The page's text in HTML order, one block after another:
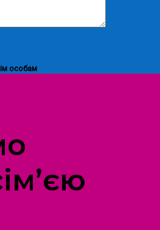
особам